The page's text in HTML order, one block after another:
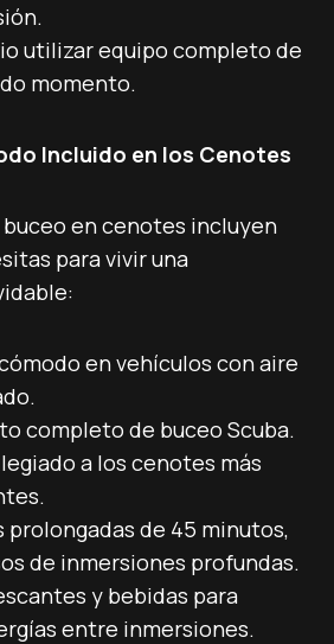
utilizar equipo completo de
momento.
Incluido en los Cenotes
en cenotes incluyen
para vivir una
en vehículos con aire
completo de buceo Scuba.
a los cenotes más
prolongadas de 45 minutos,
de inmersiones profundas.
y bebidas para
entre inmersiones.